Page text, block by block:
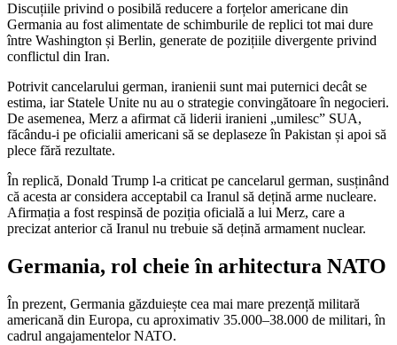
Discuțiile privind o posibilă reducere a forțelor americane din
Germania au fost alimentate de schimburile de replici tot mai dure
între Washington și Berlin, generate de pozițiile divergente privind
conflictul din Iran.
Potrivit cancelarului german, iranienii sunt mai puternici decât se
estima, iar Statele Unite nu au o strategie convingătoare în negocieri.
De asemenea, Merz a afirmat că liderii iranieni „umilesc” SUA,
făcându-i pe oficialii americani să se deplaseze în Pakistan și apoi să
plece fără rezultate.
În replică, Donald Trump l-a criticat pe cancelarul german, susținând
că acesta ar considera acceptabil ca Iranul să dețină arme nucleare.
Afirmația a fost respinsă de poziția oficială a lui Merz, care a
precizat anterior că Iranul nu trebuie să dețină armament nuclear.
Germania, rol cheie în arhitectura NATO
În prezent, Germania găzduiește cea mai mare prezență militară
americană din Europa, cu aproximativ 35.000–38.000 de militari, în
cadrul angajamentelor NATO.